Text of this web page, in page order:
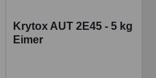
Krytox AUT 2E45 - 5 kg
Eimer